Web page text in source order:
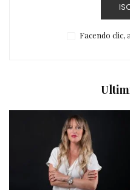
Facendo clic,